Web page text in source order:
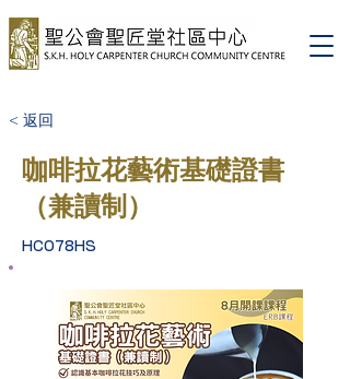
< 返回
咖啡拉花藝術基礎證書
（兼讀制）
HC078HS